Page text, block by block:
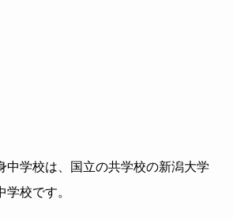
中学校は、国立の共学校の新潟大学
校です。